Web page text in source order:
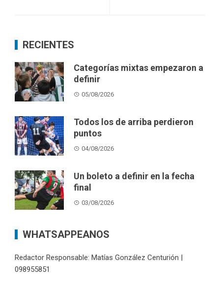
RECIENTES
Categorías mixtas empezaron a
definir
05/08/2026
Todos los de arriba perdieron
puntos
04/08/2026
Un boleto a definir en la fecha
final
03/08/2026
WHATSAPPEANOS
Redactor Responsable: Matías González Centurión |
098955851